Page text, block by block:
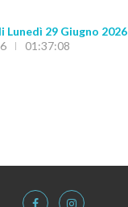
Lunedì 29 Giugno 2026
01:37:08